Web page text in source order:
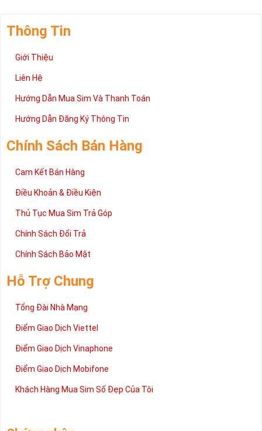
Thông Tin
Giới Thiệu
Liên Hệ
Hướng Dẫn Mua Sim Và Thanh Toán
Hướng Dẫn Đăng Ký Thông Tin
Chính Sách Bán Hàng
Cam Kết Bán Hàng
Điều Khoản & Điều Kiện
Thủ Tục Mua Sim Trả Góp
Chính Sách Đổi Trả
Chính Sách Bảo Mật
Hỗ Trợ Chung
Tổng Đài Nhà Mạng
Điểm Giao Dịch Viettel
Điểm Giao Dịch Vinaphone
Điểm Giao Dịch Mobifone
Khách Hàng Mua Sim Số Đẹp Của Tôi